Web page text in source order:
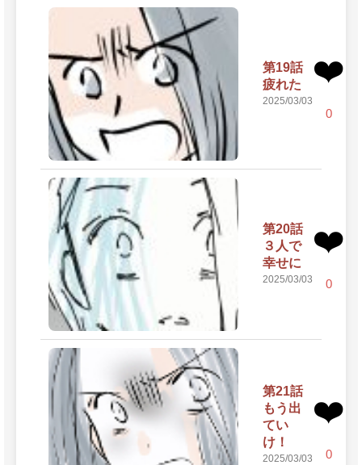
第19話
疲れた
2025/03/03
❤️
0
第20話
３人で
幸せに
2025/03/03
❤️
0
第21話
もう出
てい
け！
2025/03/03
❤️
0